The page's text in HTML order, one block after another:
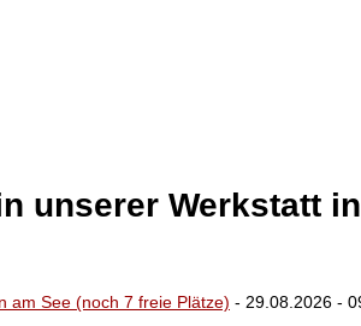
unserer Werkstatt
am See (noch 7 freie Plätze) - 29.08.2026 -